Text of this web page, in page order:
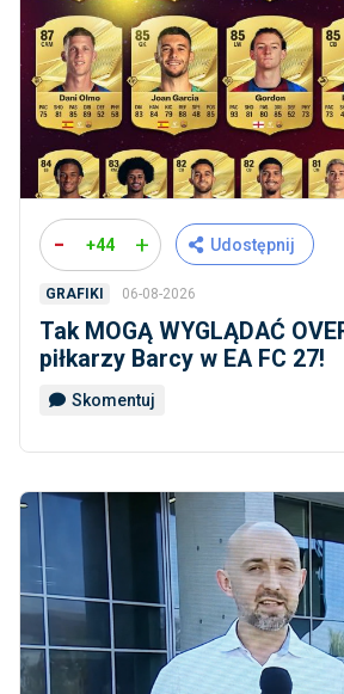
- +44 + Udostępnij
GRAFIKI 06-08-2026
Tak MOGĄ WYGLĄDAĆ
piłkarzy Barcy w EA FC 27!
Skomentuj